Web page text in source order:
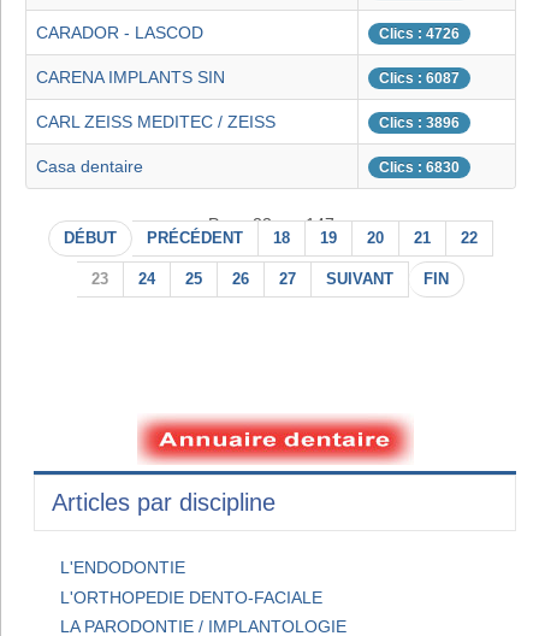
CARADOR - LASCOD Clics : 4726
CARENA IMPLANTS SIN Clics : 6087
CARL ZEISS MEDITEC / ZEISS Clics : 3896
Casa dentaire Clics : 6830
Page 23 sur 147
DÉBUT PRÉCÉDENT 18 19 20 21 22
23 24 25 26 27 SUIVANT FIN
Articles par discipline
L'ENDODONTIE
L'ORTHOPEDIE DENTO-FACIALE
LA PARODONTIE / IMPLANTOLOGIE